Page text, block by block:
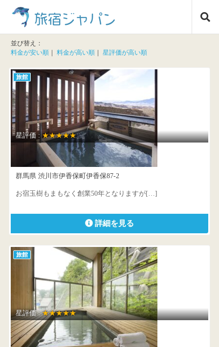
旅宿ジャパン
並び替え：
料金が安い順
｜料金が高い順 ｜星評価が高い順
旅館
星評価 :★★★★★
お宿玉樹
群馬県 渋川市伊香保町伊香保87-2
お宿玉樹もまもなく創業50年となりますが[…]
詳細を見る
旅館
星評価 :★★★★★
草津ホテル別館 綿の湯